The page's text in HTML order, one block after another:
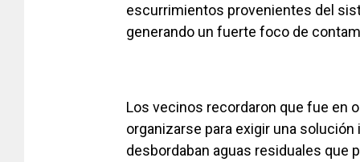
escurrimientos provenientes del
generando un fuerte foco de
Los vecinos recordaron que fue en
organizarse para exigir una
desbordaban aguas residuales que